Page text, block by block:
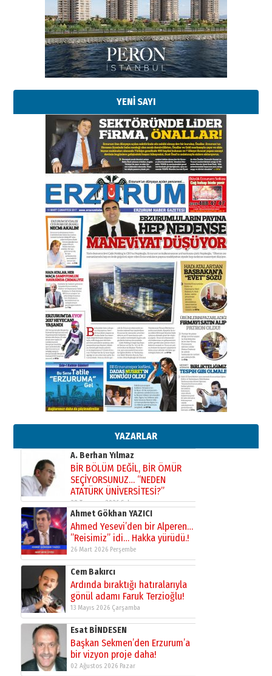
YENİ SAYI
YAZARLAR
Esat BİNDESEN
Başkan Sekmen’den Erzurum’a
bir vizyon proje daha!
02 Ağustos 2026 Pazar
Kadir SABUNCUOĞLU
Erzurumspor’un köşe taşları
29 Haziran 2026 Pazartesi
Kenan GÜLERCİ
Murat Şahsuvaroğlu ERKON’da
çıtayı yukarı taşırken,
yönetimdekiler aşağı
çekmemeli!
17 Şubat 2026 SalıOrhan BOZKURT
Bir fotoğraf, bir şehir, bir
gazeteci… Dizginler kimin
A. Berhan Yılmaz
BİR BÖLÜM DEĞİL, BİR ÖMÜR
SEÇİYORSUNUZ… “NEDEN
ATATÜRK ÜNİVERSİTESİ?”
28 Temmuz 2026 Salı
Ahmet Gökhan YAZICI
Ahmed Yesevi’den bir Alperen…
”Reisimiz” idi… Hakka yürüdü.!
26 Mart 2026 Perşembe
Cem Bakırcı
Ardında bıraktığı hatıralarıyla
gönül adamı Faruk Terzioğlu!
13 Mayıs 2026 Çarşamba
Esat BİNDESEN
Başkan Sekmen’den Erzurum’a
bir vizyon proje daha!
02 Ağustos 2026 Pazar